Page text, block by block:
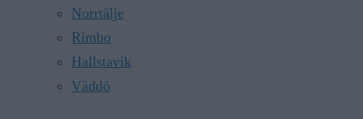
Norrtälje
Rimbo
Hallstavik
Väddö